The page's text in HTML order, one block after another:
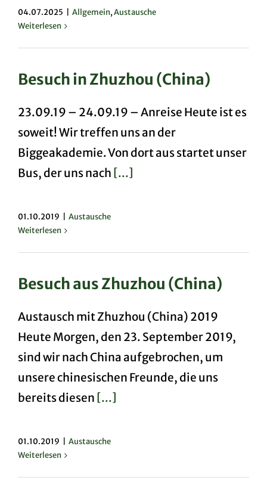
04.07.2025 Allgemein,Austausche
Weiterlesen
Besuch in Zhuzhou (China)
23.09.19 – 24.09.19 – Anreise Heute ist es
soweit! Wir treffen uns an der
Biggeakademie. Von dort aus startet unser
Bus, der uns nach [...]
01.10.2019
Austausche
Weiterlesen
Besuch aus Zhuzhou (China)
Austausch mit Zhuzhou (China) 2019
Heute Morgen, den 23. September 2019,
sind wir nach China aufgebrochen, um
unsere chinesischen Freunde, die uns
bereits diesen [...]
01.10.2019
Austausche
Weiterlesen